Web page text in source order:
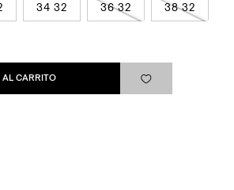
34 32 36 32 38 32
AL CARRITO